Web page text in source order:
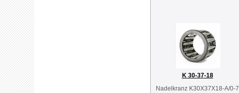
K 30-37-18
Nadelkranz K30X37X18-A/0-7